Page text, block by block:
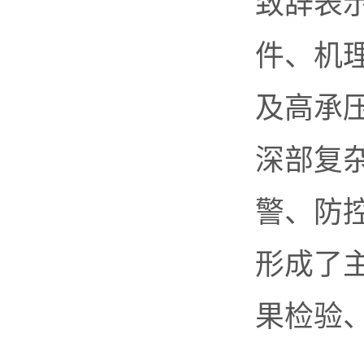
件、机
及高承
深部复
警、防
形成了
果检验